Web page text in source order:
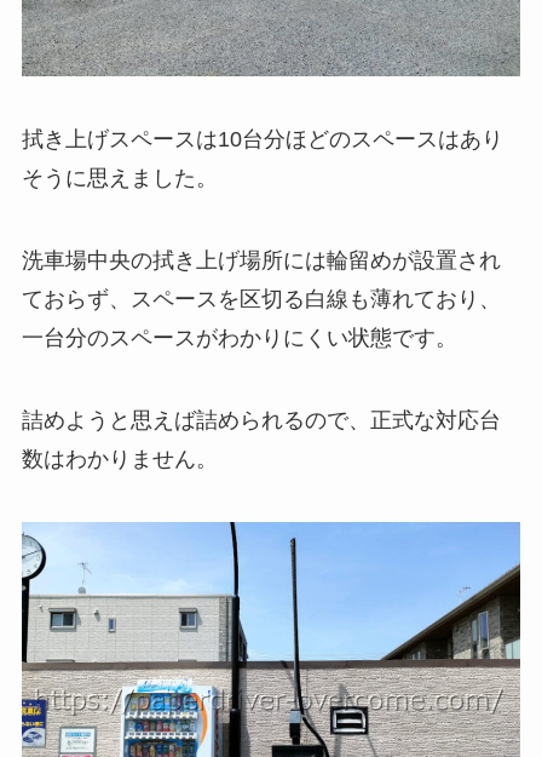
拭き上げスペースは10台分ほどのスペースはあり
そうに思えました。
洗車場中央の拭き上げ場所には輪留めが設置され
ておらず、スペースを区切る白線も薄れており、
一台分のスペースがわかりにくい状態です。
詰めようと思えば詰められるので、正式な対応台
数はわかりません。